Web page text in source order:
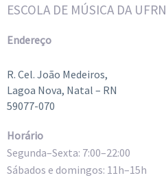
ESCOLA DE MÚSICA DA UFRN
Endereço
R. Cel. João Medeiros,
Lagoa Nova, Natal – RN
59077-070
Horário
Segunda–Sexta: 7:00–22:00
Sábados e domingos: 11h–15h